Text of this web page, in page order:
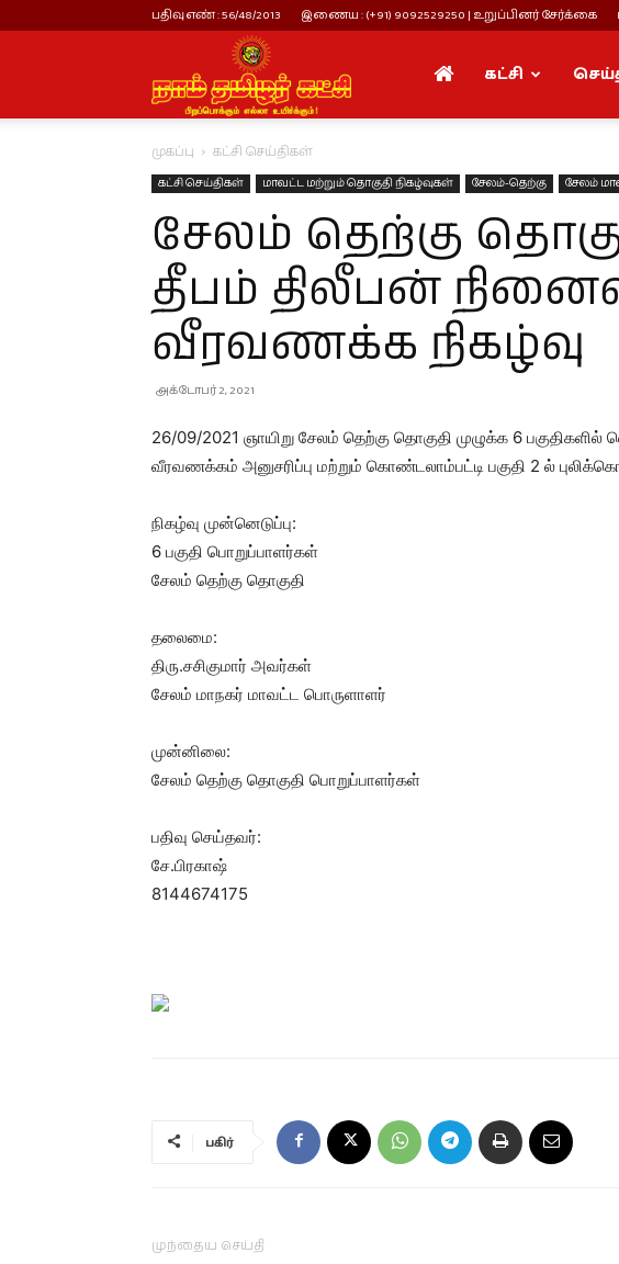
பதிவு எண் : 56/48/2013 இணைய : (+91) 9092529250 | உறுப்பினர் சேர்க்கை
நாம்
கட்சி
கட்சி
முகப்பு கட்சி செய்திகள்
கட்சி செய்திகள் மாவட்ட மற்றும் தொகுதி நிகழ்வுகள் சேலம்-தெற்கு சேலம்
சேலம் தெற்கு
தீபம் திலீபன்
வீரவணக்க நிகழ்வு
அக்டோபர் 2, 2021
26/09/2021 ஞாயிறு சேலம் தெற்கு தொகுதி முழுக்க 6
வீரவணக்கம் அனுசரிப்பு மற்றும் கொண்டலாம்பட்டி பகுதி 2 ல்
நிகழ்வு முன்னெடுப்பு:
6 பகுதி பொறுப்பாளர்கள்
சேலம் தெற்கு தொகுதி
தலைமை:
திரு.சசிகுமார் அவர்கள்
சேலம் மாநகர் மாவட்ட பொருளாளர்
முன்னிலை:
சேலம் தெற்கு தொகுதி பொறுப்பாளர்கள்
பதிவு செய்தவர்:
சே.பிரகாஷ்
8144674175
பகிர்
முந்தைய செய்தி